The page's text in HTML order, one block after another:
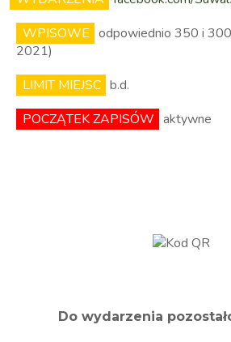
WPISOWE odpowiednio 350 i
2021)
LIMIT MIEJSC b.d.
POCZĄTEK ZAPISÓW aktywne
Do wydarzenia